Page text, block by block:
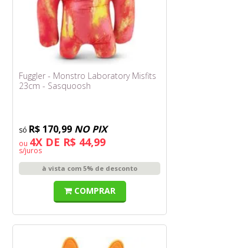
Fuggler - Monstro Laboratory Misfits
23cm - Sasquoosh
R$ 170,99 NO PIX
ou 4X DE R$ 44,99
s/juros
à vista com 5% de desconto
COMPRAR